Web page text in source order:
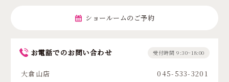
ショールームのご予約
お電話でのお問い合わせ 受付時間 9:30~18:00
大倉山店
045-533-3201